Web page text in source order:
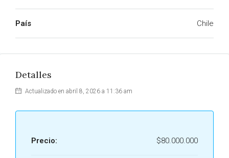
País Chile
Detalles
Actualizado en abril 8, 2026 a 11:36 am
Precio: $80.000.000